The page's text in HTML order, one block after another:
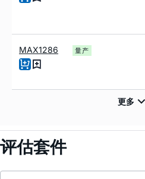
MAX1286 量产
评估套件